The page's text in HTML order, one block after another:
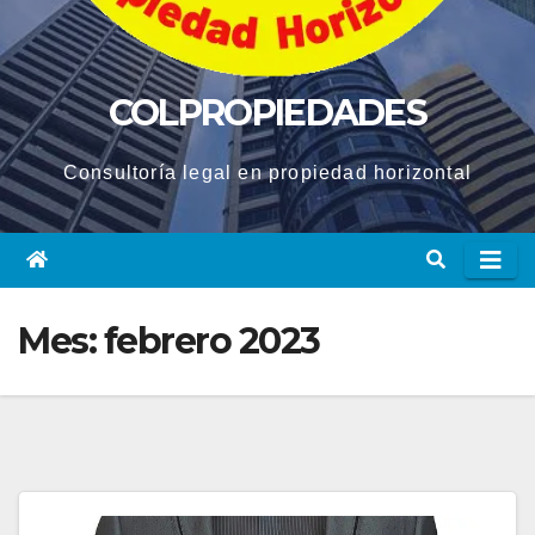
COLPROPIEDADES
Consultoría legal en propiedad horizontal
Mes:febrero 2023